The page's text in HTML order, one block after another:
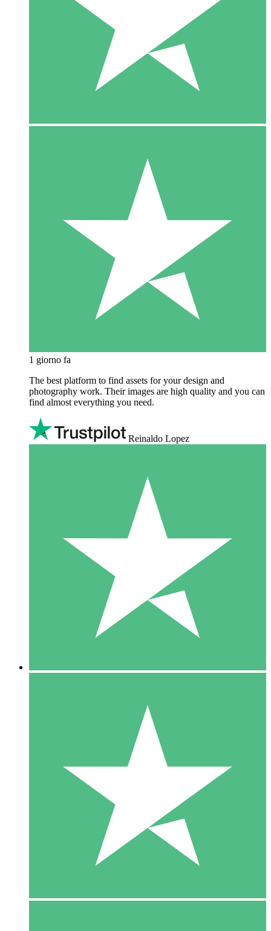
1 giorno fa
The best platform to find assets for your design and
photography work. Their images are high quality and you can
find almost everything you need.
Reinaldo Lopez